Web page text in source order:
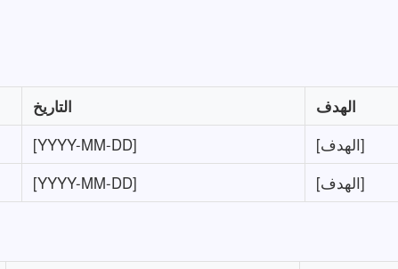
التاريخ
الهدف
[YYYY-MM-DD]
[الهدف]
[YYYY-MM-DD] [الهدف]